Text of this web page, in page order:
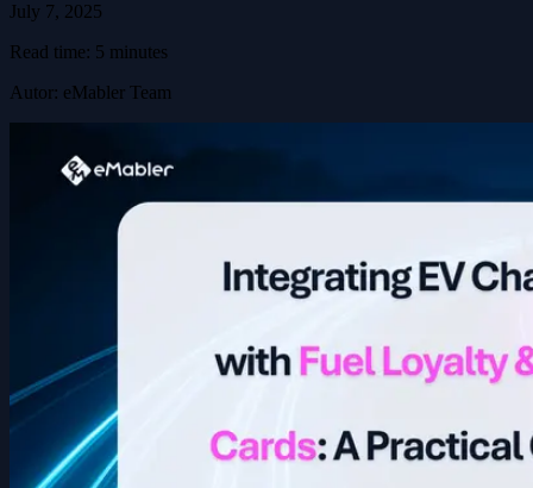
July 7, 2025
Read time: 5 minutes
Autor: eMabler Team